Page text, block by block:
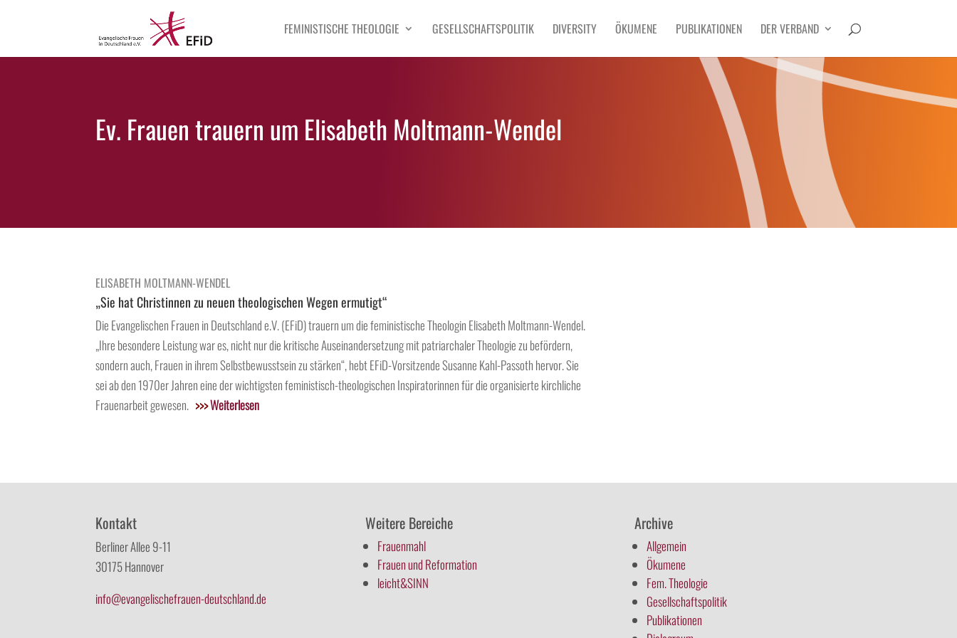
FEMINISTISCHE THEOLOGIE GESELLSCHAFTSPOLITIK DIVERSITY ÖKUMENE PUBLIKATIONEN DER VERBAND
Ev. Frauen trauern um Elisabeth Moltmann-Wendel
ELISABETH MOLTMANN-WENDEL
„Sie hat Christinnen zu neuen theologischen Wegen ermutigt“
Die Evangelischen Frauen in Deutschland e.V. (EFiD) trauern um die feministische Theologin Elisabeth Moltmann-Wendel.
„Ihre besondere Leistung war es, nicht nur die kritische Auseinandersetzung mit patriarchaler Theologie zu befördern,
sondern auch, Frauen in ihrem Selbstbewusstsein zu stärken“, hebt EFiD-Vorsitzende Susanne Kahl-Passoth hervor. Sie
sei ab den 1970er Jahren eine der wichtigsten feministisch-theologischen Inspiratorinnen für die organisierte kirchliche
Frauenarbeit gewesen. >>>Weiterlesen
Kontakt
Berliner Allee 9-11
30175 Hannover
info@evangelischefrauen-deutschland.de
Weitere Bereiche
Frauenmahl
Frauen und Reformation
leicht&SINN
Archive
Allgemein
Ökumene
Fem. Theologie
Gesellschaftspolitik
Publikationen